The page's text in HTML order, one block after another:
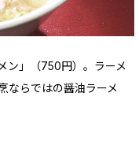
ン」（750円）。ラーメ
ならではの醤油ラーメ